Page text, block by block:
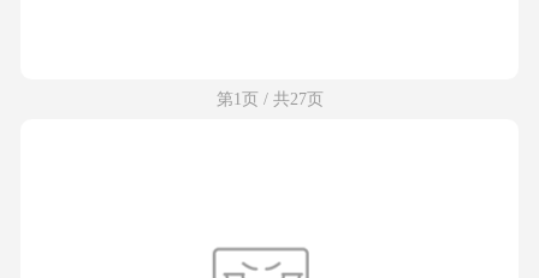
第1页 / 共27页